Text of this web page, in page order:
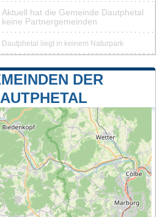
Aktuell hat die Gemeinde Dautphetal
keine Partnergemeinden
Dautphetal liegt in keinem Naturpark
DER